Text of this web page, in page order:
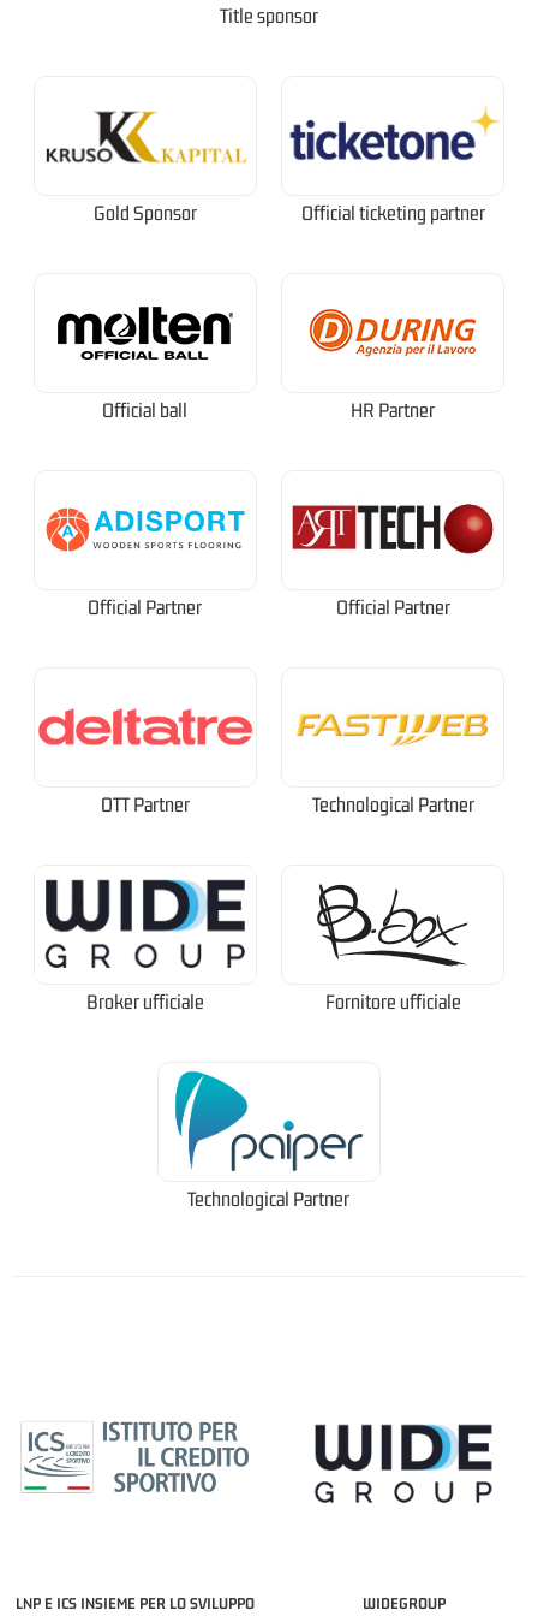
Title sponsor
Gold Sponsor Official ticketing partner
Official ball HR Partner
Official Partner Official Partner
OTT Partner Technological Partner
Broker ufficiale Fornitore ufficiale
Technological Partner
LNP E ICS INSIEME PER LO SVILUPPO
WIDEGROUP